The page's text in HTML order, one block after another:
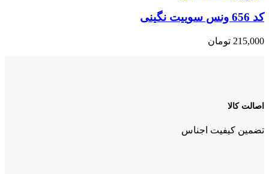
کد 656 ونس سوییت نگینی
215,000 تومان
اصالت کالا
تضمین کیفیت اجناس